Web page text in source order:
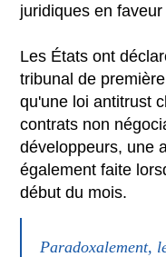
juridiques en faveur
Les États ont
tribunal de
qu'une loi antitrust
contrats non
développeurs, une
également faite
début du mois.
Paradoxalement,